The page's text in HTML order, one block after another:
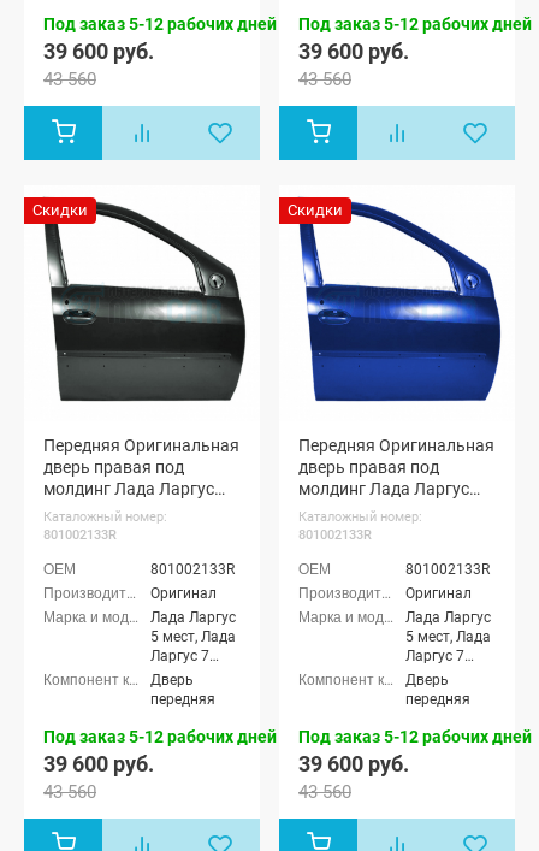
мест, Лада
Кросс 7 мест
Под заказ 5-12 рабочих дней
39 600 руб.
43 560
мест, Лада
Кросс 7 мест
Под заказ 5-12 рабочих дней
39 600 руб.
43 560
Скидки
Передняя Оригинальная
дверь правая под
молдинг Лада Ларгус
(Каракумы 238)
Каталожный номер:
801002133R
801002133R
Оригинал
Лада Ларгус
5 мест, Лада
Ларгус 7
мест, Лада
Ларгус
мест, Лада
Кросс 7 мест
Дверь
передняя
Под заказ 5-12 рабочих дней
39 600 руб.
43 560
Скидки
Передняя Оригинальная
дверь правая под
молдинг Лада Ларгус
(Дипломат 424)
Каталожный номер:
801002133R
801002133R
Оригинал
Лада Ларгус
5 мест, Лада
Ларгус 7
мест, Лада
Ларгус
мест, Лада
Кросс 7 мест
Дверь
передняя
Под заказ 5-12 рабочих дней
39 600 руб.
43 560